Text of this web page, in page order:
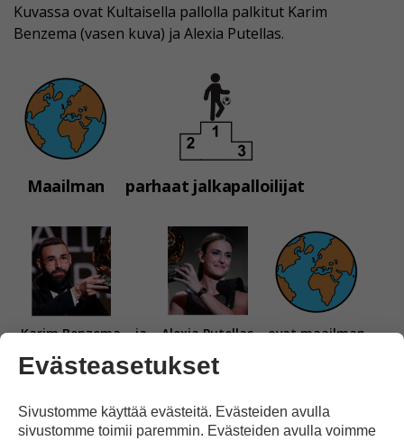
Maailman parhaat jalkapalloilijat
Kuvassa ovat Kultaisella pallolla palkitut Karim
Benzema (vasen kuva) ja Alexia Putellas.
Karim Benzema ja Alexia Putellas ovat maailman
Evästeasetukset
Sivustomme käyttää evästeitä. Evästeiden avulla
sivustomme toimii paremmin. Evästeiden avulla voimme